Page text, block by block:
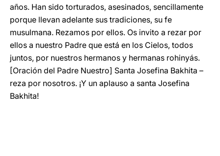
años. Han sido torturados, asesinados, sencillamente
porque llevan adelante sus tradiciones, su fe
musulmana. Rezamos por ellos. Os invito a rezar por
ellos a nuestro Padre que está en los Cielos, todos
juntos, por nuestros hermanos y hermanas rohinyás.
[Oración del Padre Nuestro] Santa Josefina Bakhita –
reza por nosotros. ¡Y un aplauso a santa Josefina
Bakhita!